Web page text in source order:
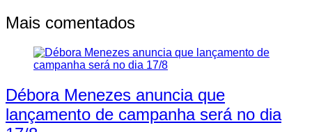
Mais comentados
Débora Menezes anuncia que
lançamento de campanha será no dia